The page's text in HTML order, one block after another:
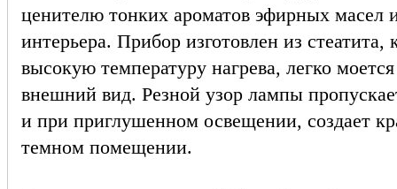
ценителю тонких ароматов эфирных масел
интерьера. Прибор изготовлен из
высокую температуру нагрева, легко
внешний вид. Резной узор лампы
и при приглушенном освещении, создает
темном помещении.